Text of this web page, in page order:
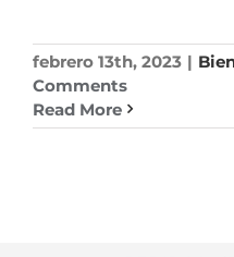
febrero 13th, 2023 |
Comments
Read More